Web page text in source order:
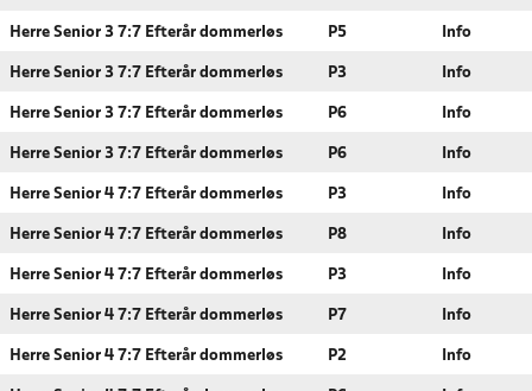
Herre Senior 3 7:7 Efterår dommerløs P5 Info
Herre Senior 3 7:7 Efterår dommerløs P3 Info
Herre Senior 3 7:7 Efterår dommerløs P6 Info
Herre Senior 3 7:7 Efterår dommerløs P6 Info
Herre Senior 4 7:7 Efterår dommerløs P3 Info
Herre Senior 4 7:7 Efterår dommerløs P8 Info
Herre Senior 4 7:7 Efterår dommerløs P3 Info
Herre Senior 4 7:7 Efterår dommerløs P7 Info
Herre Senior 4 7:7 Efterår dommerløs P2 Info